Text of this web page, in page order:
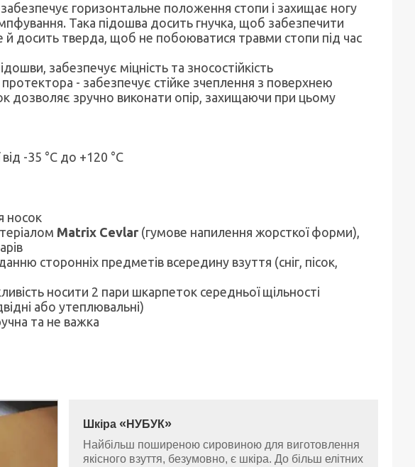
забезпечує горизонтальне положення стопи і захищає ногу
Така підошва досить гнучка, щоб забезпечити
й досить тверда, щоб не побоюватися травми стопи під час
забезпечує міцність та зносостійкість
протектора - забезпечує стійке зчеплення з поверхнею
дозволяє зручно виконати опір, захищаючи при цьому
-35 °C до +120 °C
носок
Matrix Cevlar (гумове напилення жорсткої форми),
сторонніх предметів всередину взуття (сніг, пісок,
носити 2 пари шкарпеток середньої щільності
або утеплювальні)
та не важка
Шкіра « НУБУК»
Найбільш поширеною сировиною для виготовлення
якісного взуття, безумовно, є шкіра. До більш елітних